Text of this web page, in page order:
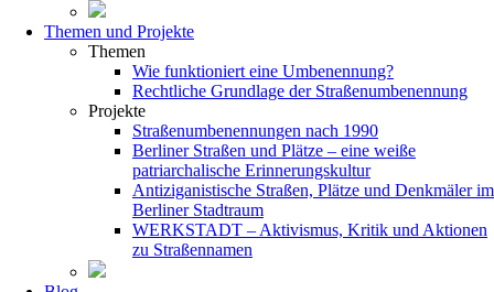
Themen und Projekte
Themen
Wie funktioniert eine Umbenennung?
Rechtliche Grundlage der Straßenumbenennung
Projekte
Straßenumbenennungen nach 1990
Berliner Straßen und Plätze – eine weiße
patriarchalische Erinnerungskultur
Antiziganistische Straßen, Plätze und Denkmäler im
Berliner Stadtraum
WERKSTADT – Aktivismus, Kritik und Aktionen
zu Straßennamen